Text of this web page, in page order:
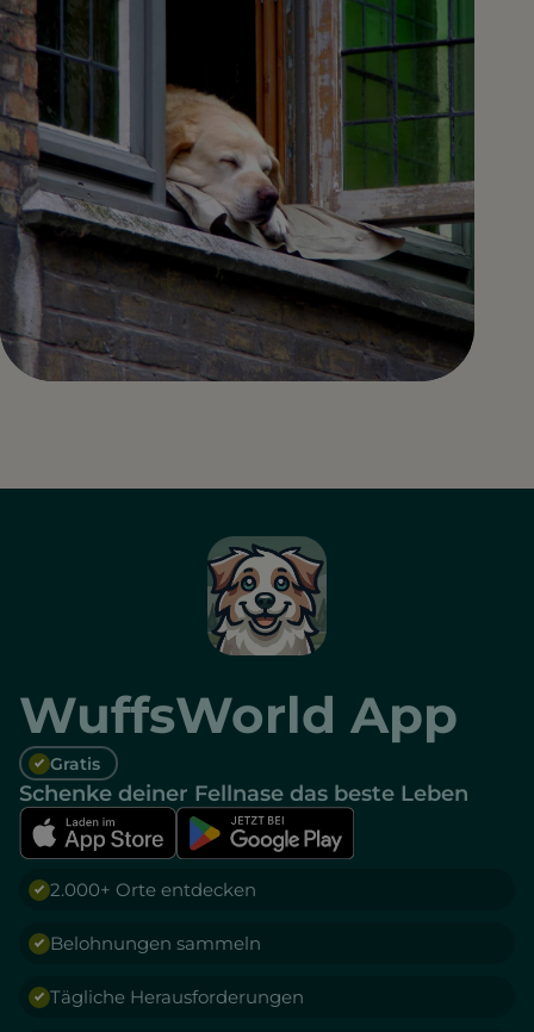
WuffsWorld App
Gratis
Schenke deiner Fellnase das beste Leben
2.000+ Orte entdecken
Belohnungen sammeln
Tägliche Herausforderungen